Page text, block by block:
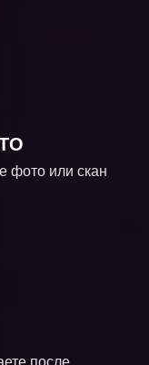
фото или скан
после